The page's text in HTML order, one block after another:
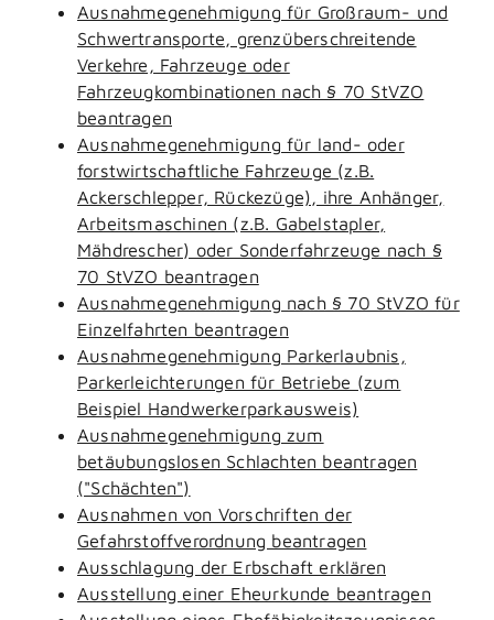
Ausnahmegenehmigung für Großraum- und
Schwertransporte, grenzüberschreitende
Verkehre, Fahrzeuge oder
Fahrzeugkombinationen nach § 70 StVZO
beantragen
Ausnahmegenehmigung für land- oder
forstwirtschaftliche Fahrzeuge (z.B.
Ackerschlepper, Rückezüge), ihre Anhänger,
Arbeitsmaschinen (z.B. Gabelstapler,
Mähdrescher) oder Sonderfahrzeuge nach §
70 StVZO beantragen
Ausnahmegenehmigung nach § 70 StVZO für
Einzelfahrten beantragen
Ausnahmegenehmigung Parkerlaubnis,
Parkerleichterungen für Betriebe (zum
Beispiel Handwerkerparkausweis)
Ausnahmegenehmigung zum
betäubungslosen Schlachten beantragen
("Schächten")
Ausnahmen von Vorschriften der
Gefahrstoffverordnung beantragen
Ausschlagung der Erbschaft erklären
Ausstellung einer Eheurkunde beantragen